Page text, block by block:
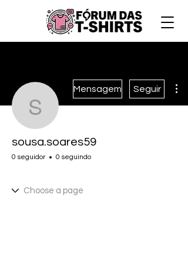
sousa.soares59
Mensagem Seguir
sousa.soares59
0 seguidor 0 seguindo